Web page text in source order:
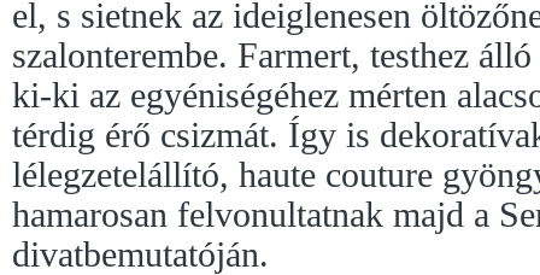
el, s sietnek az ideiglenesen
szalonterembe. Farmert, testhez
ki-ki az egyéniségéhez mérten
térdig érő csizmát. Így is
lélegzetelállító, haute couture
hamarosan felvonultatnak majd a
divatbemutatóján.